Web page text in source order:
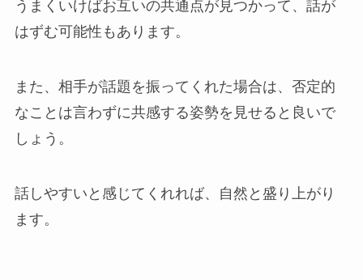
うまくいけばお互いの共通点が見つかって、話が
はずむ可能性もあります。
また、相手が話題を振ってくれた場合は、否定的
なことは言わずに共感する姿勢を見せると良いで
しょう。
話しやすいと感じてくれれば、自然と盛り上がり
ます。